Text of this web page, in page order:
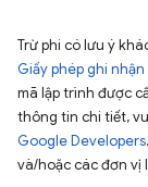
Trừ phi có lưu ý
Giấy phép ghi
mã lập trình được
thông tin chi tiết,
Google Developers
và/hoặc các đơn vị